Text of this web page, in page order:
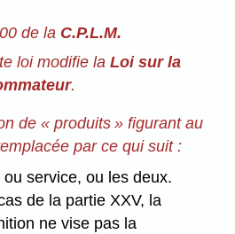
de la C.P.L.M.
loi modifie la Loi sur la
.
de « produits » figurant au
par ce qui suit :
ou service, ou les deux.
de la partie XXV, la
ne vise pas la